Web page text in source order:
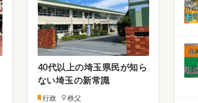
40代以上の埼玉県民が知ら
ない埼玉の新常識
行政 秩父